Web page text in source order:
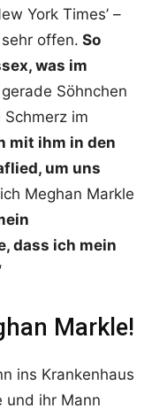
York Times’ –
offen. So
was im
Söhnchen
im
mit ihm in den
um uns
Meghan Markle
dass ich mein
Markle!
ins Krankenhaus
und ihr Mann